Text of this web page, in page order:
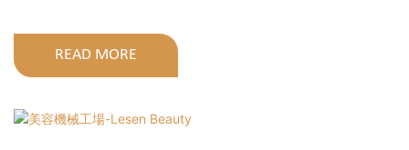
READ MORE